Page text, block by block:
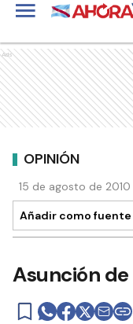
Ads
OPINIÓN
15 de agosto de
Añadir como fuente
Asunción